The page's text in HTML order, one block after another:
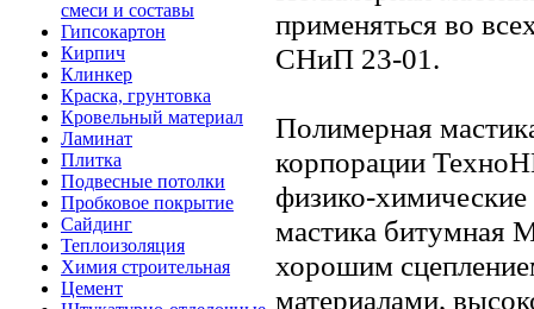
смеси и составы
Гипсокартон
Кирпич
Клинкер
Краска, грунтовка
Кровельный материал
Ламинат
Плитка
Подвесные потолки
Пробковое покрытие
Сайдинг
Теплоизоляция
Химия строительная
Цемент
применяться во
СНиП 23-01.
Полимерная
корпорации
физико-химические
мастика битумная
хорошим
материалами,